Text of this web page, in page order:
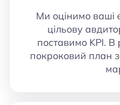
Ми оцінимо ваші
цільову
поставимо KPI. В
покроковий план